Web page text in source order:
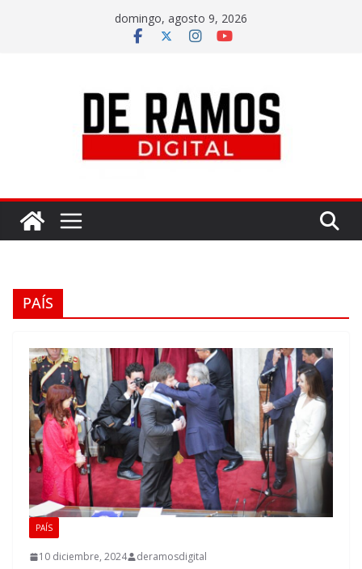
domingo, agosto 9, 2026
PAÍS
PAÍS
10 diciembre, 2024 deramosdigital